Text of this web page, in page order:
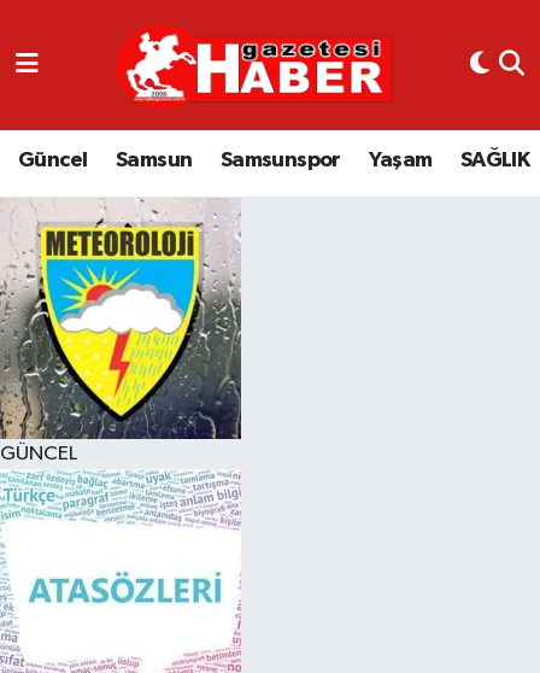
Güncel Samsun Samsunspor Yaşam SAĞLIK
GÜNCEL
GÜNCEL
SAMSUN
SAMSUNSPOR
EKONOMİ
YAŞAM